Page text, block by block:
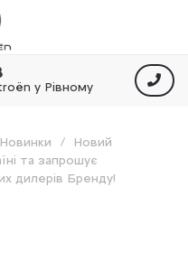
у Рівному
Новинки
Новий
та запрошує
дилерів Бренду!